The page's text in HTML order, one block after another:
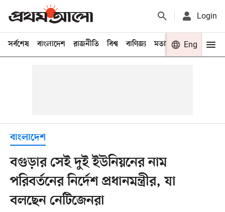
Login
সর্বশেষ বাংলাদেশ রাজনীতি বিশ্ব বাণিজ্য মতামত খেলা
Eng
বাংলাদেশ
বগুড়ার সেই দুই ইউনিয়নের নাম
পরিবর্তনের নির্দেশ প্রধানমন্ত্রীর, যা
বলছেন নেটিজেনরা